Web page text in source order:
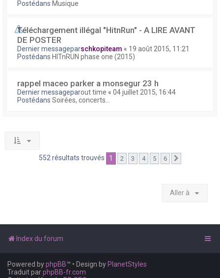
Postédans Musique
Téléchargement illégal "HitnRun" - A LIRE AVANT
DE POSTER
Dernier messageparschkopiteam « 19 août 2015, 11:21
Postédans HITnRUN phase one (2015)
rappel maceo parker a monsegur 23 h
Dernier messageparout time « 04 juillet 2015, 16:44
Postédans Soirées, concerts...
552 résultats trouvés 1 2 3 4 5 6
Aller à
Index du forum
Powered byphpBB™ • Design by PlanetStyles
Traduit parphpBB-fr.com